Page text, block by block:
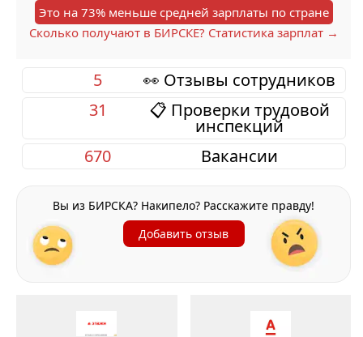
Это на 73% меньше средней зарплаты по стране
Сколько получают в БИРСКЕ? Статистика зарплат →
👀 Отзывы сотрудников
5
📋 Проверки трудовой
инспекций
31
Вакансии
670
Вы из БИРСКА? Накипело? Расскажите правду!
Добавить отзыв